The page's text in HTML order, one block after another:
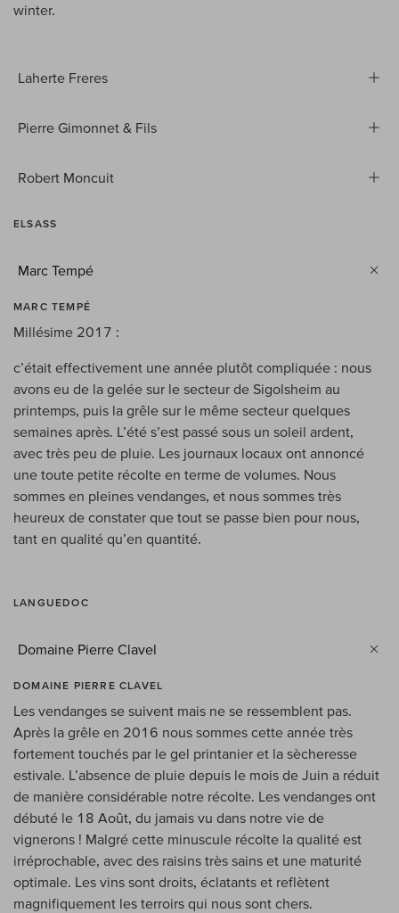
winter.
Laherte Freres
Pierre Gimonnet & Fils
Robert Moncuit
ELSASS
Marc Tempé
MARC TEMPÉ
Millésime 2017 :
c’était effectivement une année plutôt compliquée : nous
avons eu de la gelée sur le secteur de Sigolsheim au
printemps, puis la grêle sur le même secteur quelques
semaines après. L’été s’est passé sous un soleil ardent,
avec très peu de pluie. Les journaux locaux ont annoncé
une toute petite récolte en terme de volumes. Nous
sommes en pleines vendanges, et nous sommes très
heureux de constater que tout se passe bien pour nous,
tant en qualité qu’en quantité.
LANGUEDOC
Domaine Pierre Clavel
DOMAINE PIERRE CLAVEL
Les vendanges se suivent mais ne se ressemblent pas.
Après la grêle en 2016 nous sommes cette année très
fortement touchés par le gel printanier et la sècheresse
estivale. L’absence de pluie depuis le mois de Juin a réduit
de manière considérable notre récolte. Les vendanges ont
débuté le 18 Août, du jamais vu dans notre vie de
vignerons ! Malgré cette minuscule récolte la qualité est
irréprochable, avec des raisins très sains et une maturité
optimale. Les vins sont droits, éclatants et reflètent
magnifiquement les terroirs qui nous sont chers.